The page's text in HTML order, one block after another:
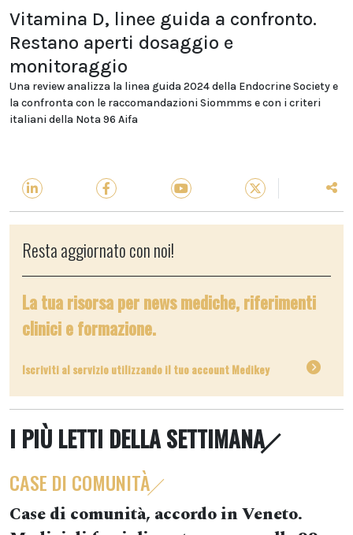
Vitamina D, linee guida a confronto.
Restano aperti dosaggio e
monitoraggio
Una review analizza la linea guida 2024 della Endocrine Society e
la confronta con le raccomandazioni Siommms e con i criteri
italiani della Nota 96 Aifa
Resta aggiornato con noi!
La tua risorsa per news mediche, riferimenti
clinici e formazione.
Iscriviti al servizio utilizzando il tuo account Medikey
I PIÙ LETTI DELLA SETTIMANA
CASE DI COMUNITÀ
Case di comunità, accordo in Veneto.